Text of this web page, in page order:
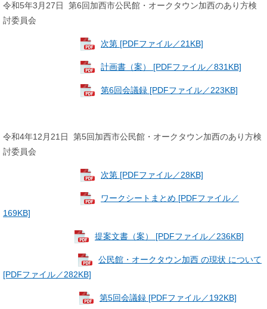
令和5年3月27日 第6回加西市公民館・オークタウン加西のあり方検
討委員会
次第 [PDFファイル／21KB]
計画書（案） [PDFファイル／831KB]
第6回会議録 [PDFファイル／223KB]
令和4年12月21日 第5回加西市公民館・オークタウン加西のあり方検
討委員会
次第 [PDFファイル／28KB]
ワークシートまとめ [PDFファイル／
169KB]
提案文書（案） [PDFファイル／236KB]
公民館・オークタウン加西 の現状 について
[PDFファイル／282KB]
第5回会議録 [PDFファイル／192KB]